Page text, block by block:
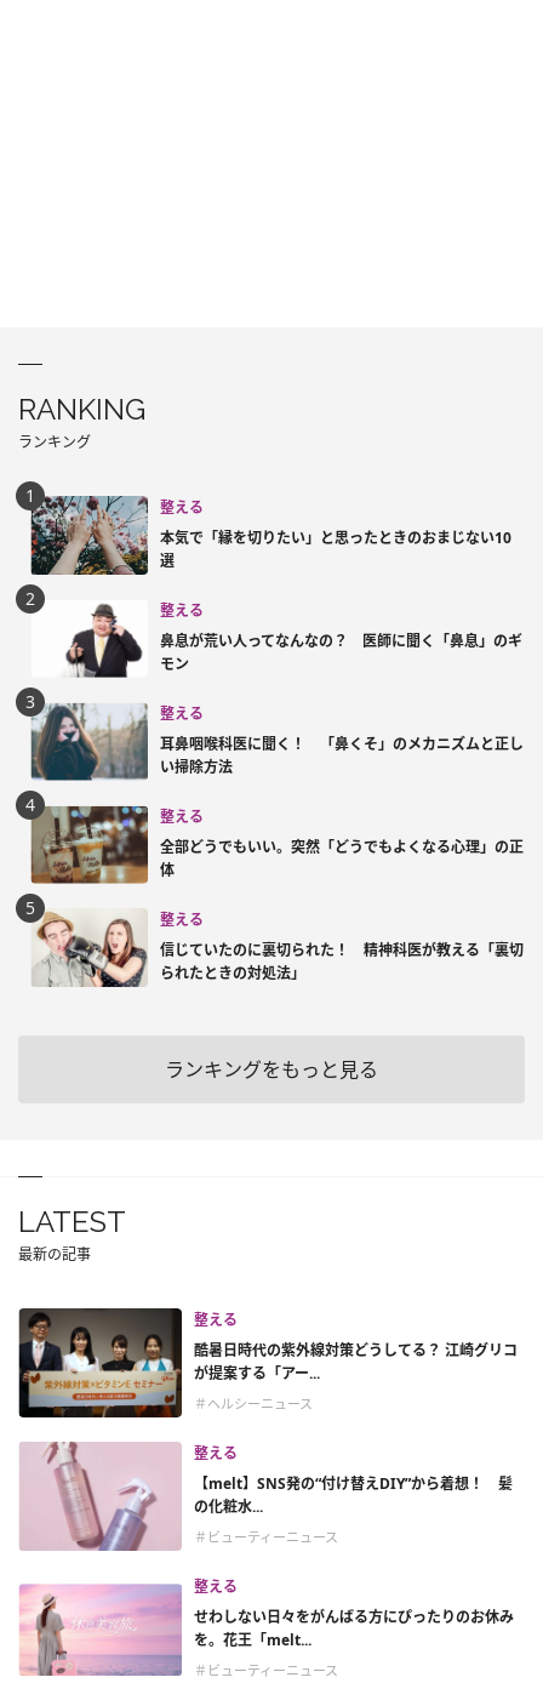
RANKING
ランキング
整える
本気で「縁を切りたい」と思ったときのおまじない10
選
整える
鼻息が荒い人ってなんなの？ 医師に聞く「鼻息」のギ
モン
整える
耳鼻咽喉科医に聞く！ 「鼻くそ」のメカニズムと正し
い掃除方法
整える
全部どうでもいい。突然「どうでもよくなる心理」の正
体
整える
信じていたのに裏切られた！ 精神科医が教える「裏切
られたときの対処法」
ランキングをもっと見る
LATEST
最新の記事
整える
酷暑日時代の紫外線対策どうしてる？ 江崎グリコ
が提案する「アー...
＃ヘルシーニュース
整える
【melt】SNS発の“付け替えDIY”から着想！ 髪
の化粧水...
＃ビューティーニュース
整える
せわしない日々をがんばる方にぴったりのお休み
を。花王「melt...
＃ビューティーニュース